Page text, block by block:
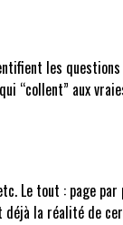
les
“collent” aux
tout : page par
déjà la réalité de